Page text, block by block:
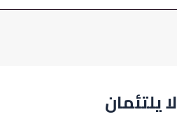
لا يلتئمان